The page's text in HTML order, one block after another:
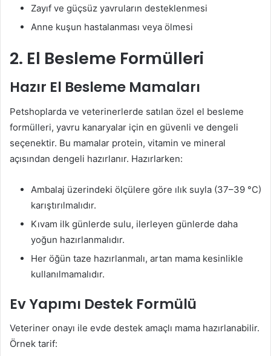
Zayıf ve güçsüz yavruların desteklenmesi
Anne kuşun hastalanması veya ölmesi
2. El Besleme Formülleri
Hazır El Besleme Mamaları
Petshoplarda ve veterinerlerde satılan özel el besleme
formülleri, yavru kanaryalar için en güvenli ve dengeli
seçenektir. Bu mamalar protein, vitamin ve mineral
açısından dengeli hazırlanır. Hazırlarken:
Ambalaj üzerindeki ölçülere göre ılık suyla (37–39 °C)
karıştırılmalıdır.
Kıvam ilk günlerde sulu, ilerleyen günlerde daha
yoğun hazırlanmalıdır.
Her öğün taze hazırlanmalı, artan mama kesinlikle
kullanılmamalıdır.
Ev Yapımı Destek Formülü
Veteriner onayı ile evde destek amaçlı mama hazırlanabilir.
Örnek tarif: